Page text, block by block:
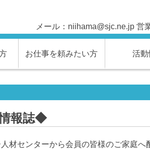
メール：niihama@sjc.ne.jp 営
お仕事を頼みたい方 活
報誌◆
材センターから会員の皆様のご家庭へ